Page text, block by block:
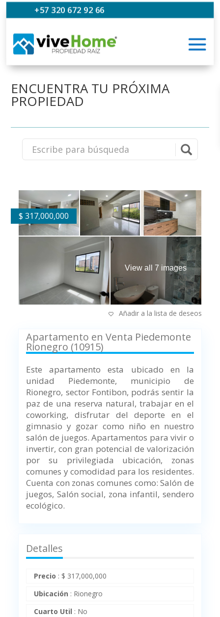
+57 320 672 92 66
ENCUENTRA TU PRÓXIMA
PROPIEDAD
$ 317,000,000
View all 7 images
Añadir a la lista de deseos
Apartamento en Venta Piedemonte
Rionegro (10915)
Este apartamento esta ubicado en la
unidad Piedemonte, municipio de
Rionegro, sector Fontibon, podrás sentir la
paz de una reserva natural, trabajar en el
coworking, disfrutar del deporte en el
gimnasio y gozar como niño en nuestro
salón de juegos. Apartamentos para vivir o
invertir, con gran potencial de valorización
por su privilegiada ubicación, zonas
comunes y comodidad para los residentes.
Cuenta con zonas comunes como: Salón de
juegos, Salón social, zona infantil, sendero
ecológico.
Detalles
Precio : $ 317,000,000
Ubicación : Rionegro
Cuarto Util : No